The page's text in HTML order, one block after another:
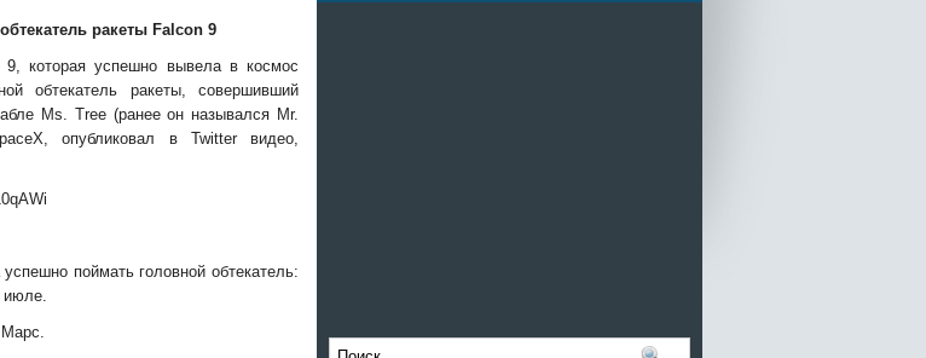
ракеты Falcon 9
9, которая успешно вывела в космос
обтекатель ракеты, совершивший
Ms. Tree (ранее он назывался Mr.
опубликовал в Twitter видео,
поймать головной обтекатель:
июле.